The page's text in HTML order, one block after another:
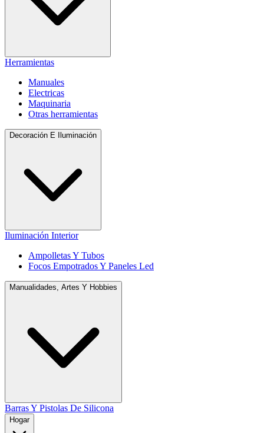
Herramientas
Manuales
Electricas
Maquinaria
Otras herramientas
Decoración E Iluminación
Iluminación Interior
Ampolletas Y Tubos
Focos Empotrados Y Paneles Led
Manualidades, Artes Y Hobbies
Barras Y Pistolas De Silicona
Hogar